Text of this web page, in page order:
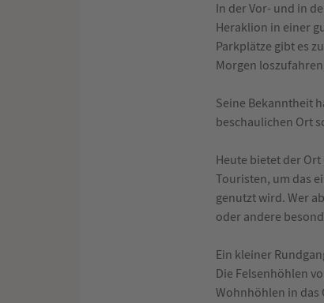
In der Vor- und in
Heraklion in einer
Parkplätze gibt es
Morgen
Seine Bekanntheit
beschaulichen Ort
Heute bietet der
Touristen, um das
genutzt wird. Wer
oder andere
Ein kleiner
Die Felsenhöhlen
Wohnhöhlen in das